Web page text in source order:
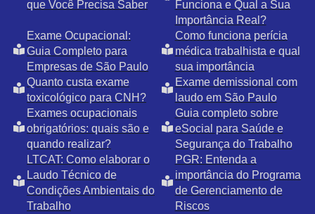
que Você Precisa Saber
Funciona e Qual a Sua
Importância Real?
Exame Ocupacional:
Guia Completo para
Empresas de São Paulo
Como funciona perícia
médica trabalhista e qual
sua importância
Quanto custa exame
toxicológico para CNH?
Exame demissional com
laudo em São Paulo
Exames ocupacionais
obrigatórios: quais são e
quando realizar?
Guia completo sobre
eSocial para Saúde e
Segurança do Trabalho
LTCAT: Como elaborar o
Laudo Técnico de
Condições Ambientais do
Trabalho
PGR: Entenda a
importância do Programa
de Gerenciamento de
Riscos